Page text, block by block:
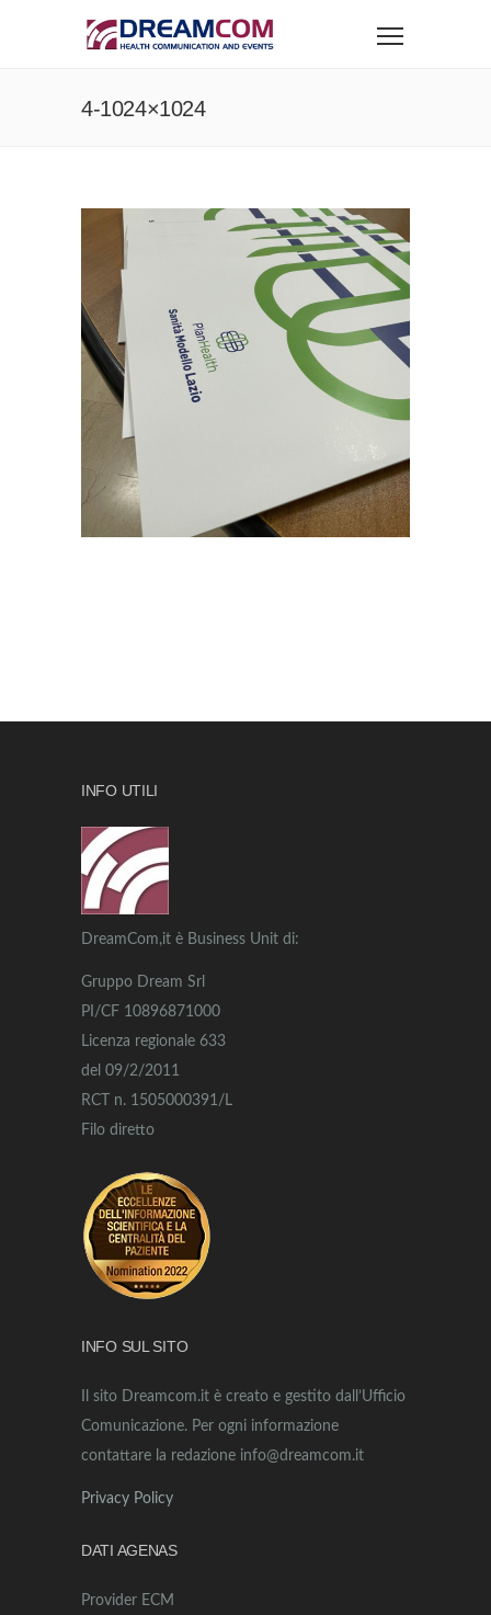
4-1024×1024
INFO UTILI
DreamCom,it è Business Unit di:
Gruppo Dream Srl
PI/CF 10896871000
Licenza regionale 633
del 09/2/2011
RCT n. 1505000391/L
Filo diretto
INFO SUL SITO
Il sito Dreamcom.it è creato e gestito dall’Ufficio
Comunicazione. Per ogni informazione
contattare la redazione info@dreamcom.it
Privacy Policy
DATI AGENAS
Provider ECM